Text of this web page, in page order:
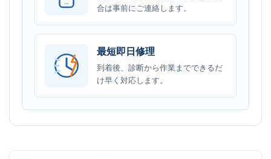
合は事前にご連絡します。
最短即日修理
到着後、診断から作業までできるだ
け早く対応します。